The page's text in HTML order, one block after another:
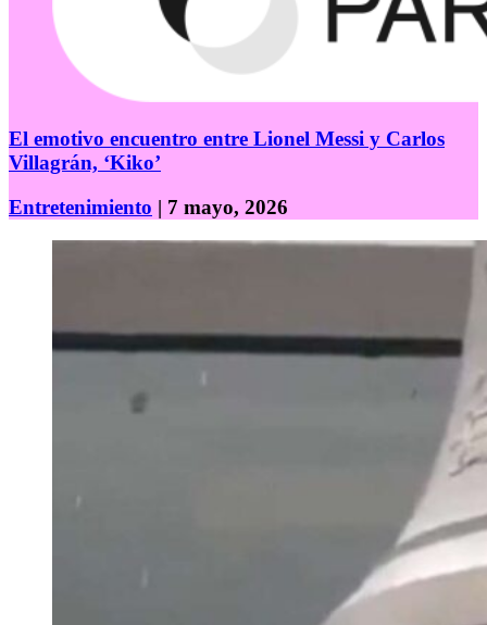
El emotivo encuentro entre Lionel Messi y Carlos
Villagrán, ‘Kiko’
Entretenimiento | 7 mayo, 2026